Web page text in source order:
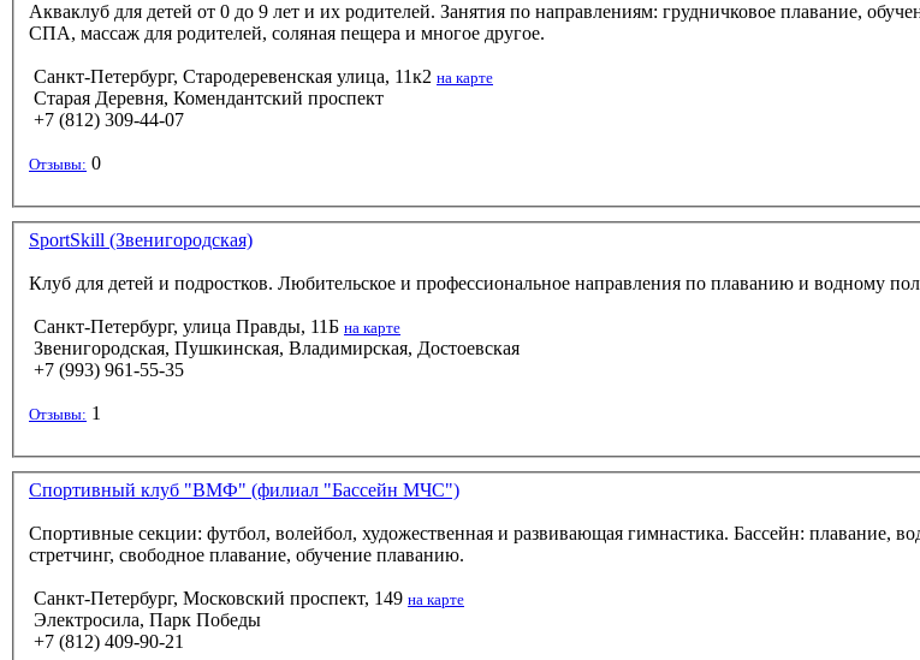
Акваклуб для детей от 0 до 9 лет и их родителей. Занятия по направлениям: грудничковое плавание,
СПА, массаж для родителей, соляная пещера и многое другое.
Санкт-Петербург, Стародеревенская улица, 11к2 на карте
Старая Деревня, Комендантский проспект
+7 (812) 309-44-07
Отзывы: 0
SportSkill (Звенигородская)
Клуб для детей и подростков. Любительское и профессиональное направления по плаванию и водному
Санкт-Петербург, улица Правды, 11Б на карте
Звенигородская, Пушкинская, Владимирская, Достоевская
+7 (993) 961-55-35
Отзывы: 1
Спортивный клуб "ВМФ" (филиал "Бассейн МЧС")
Спортивные секции: футбол, волейбол, художественная и развивающая гимнастика. Бассейн: плавание,
стретчинг, свободное плавание, обучение плаванию.
Санкт-Петербург, Московский проспект, 149 на карте
Электросила, Парк Победы
+7 (812) 409-90-21